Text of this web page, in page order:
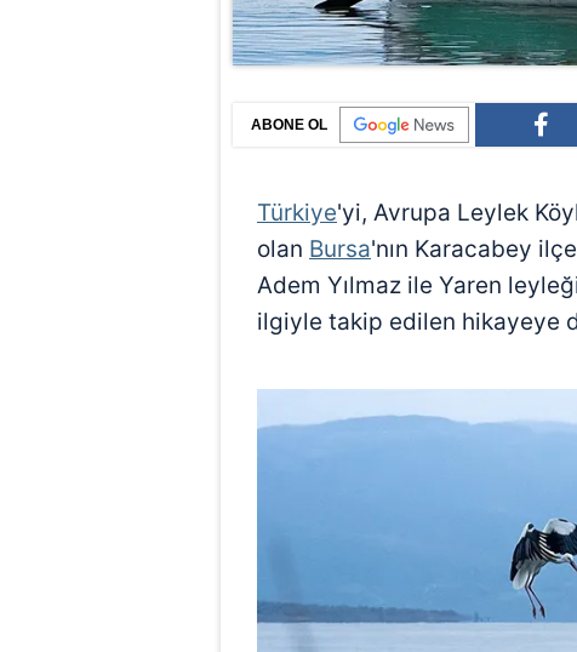
ABONE OL
Türkiye'yi, Avrupa Leylek
olan Bursa'nın Karacabey
Adem Yılmaz ile Yaren
ilgiyle takip edilen hikayeye